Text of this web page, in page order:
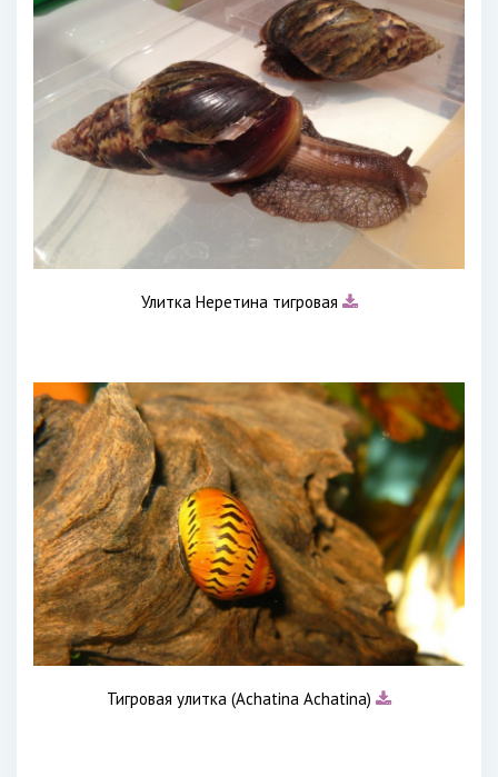
Улитка Неретина тигровая
Тигровая улитка (Achatina Achatina)